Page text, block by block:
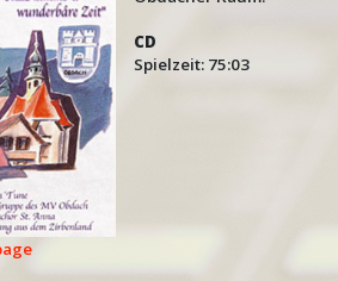
CD
Spielzeit: 75:03